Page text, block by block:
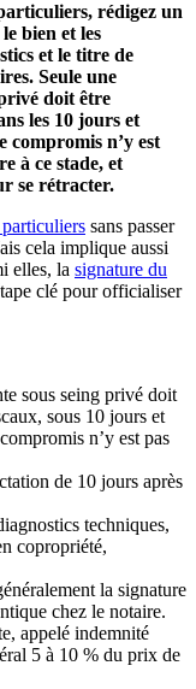
rédigez un
bien et les
et le titre de
Seule une
doit être
les 10 jours et
compromis n’y est
à ce stade, et
se rétracter.
sans passer
cela implique aussi
elles, la signature du
clé pour officialiser
sous seing privé doit
sous 10 jours et
n’y est pas
de 10 jours après
techniques,
copropriété,
la signature
chez le notaire.
appelé indemnité
5 à 10 % du prix de